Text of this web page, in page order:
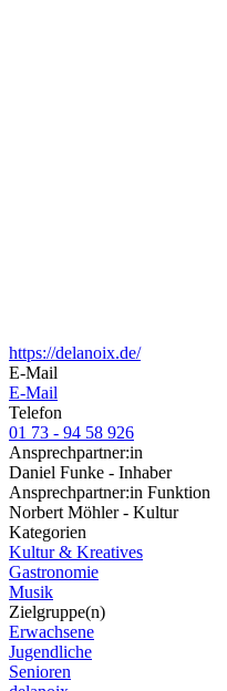
https://delanoix.de/
E-Mail
E-Mail
Telefon
01 73 - 94 58 926
Ansprechpartner:in
Daniel Funke - Inhaber
Ansprechpartner:in Funktion
Norbert Möhler - Kultur
Kategorien
Kultur & Kreatives
Gastronomie
Musik
Zielgruppe(n)
Erwachsene
Jugendliche
Senioren